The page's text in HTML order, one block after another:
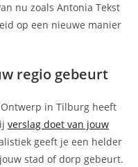
nu zoals Antonia Tekst
op een nieuwe manier
regio gebeurt
in Tilburg heeft
verslag doet van jouw
geeft je een helder
stad of dorp gebeurt.